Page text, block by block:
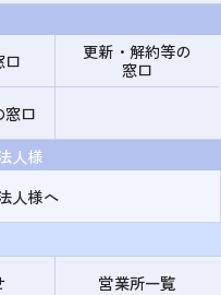
口
更新・解約等の
窓口
窓口
人様
人様へ
営業所一覧